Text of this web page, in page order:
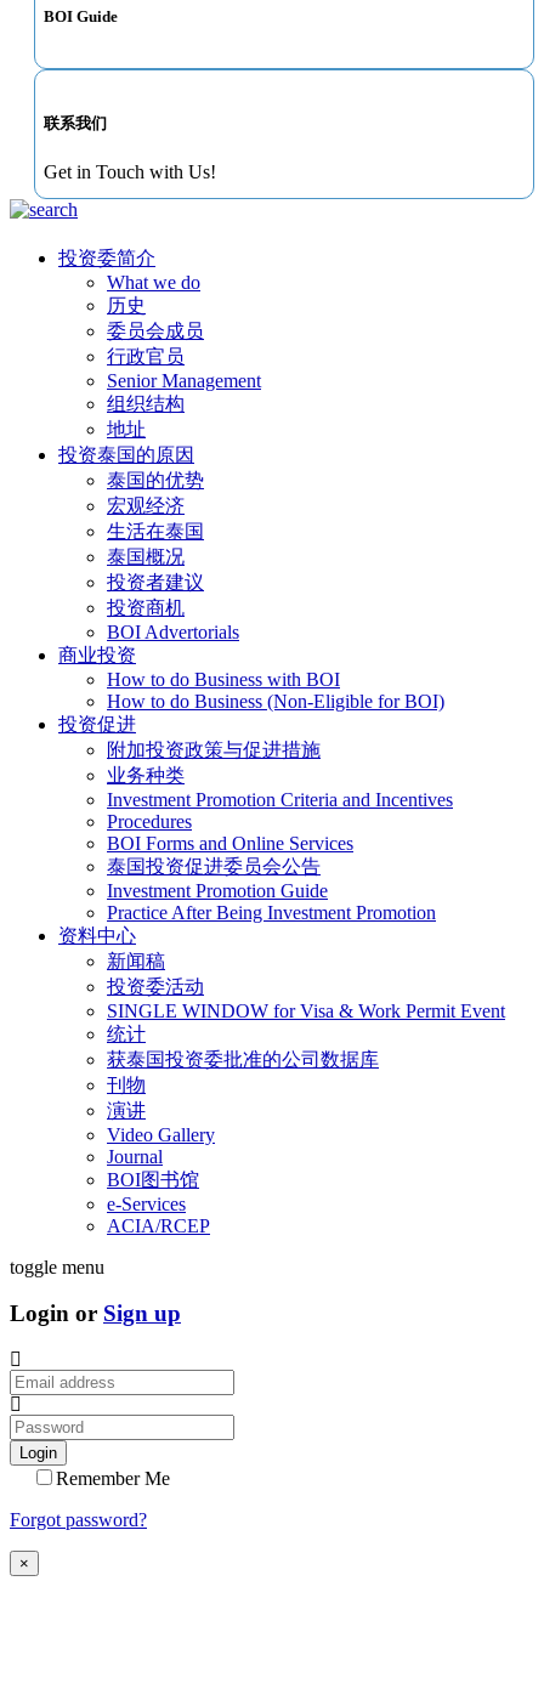
BOI Guide
联系我们
Get in Touch with Us!
投资委简介
What we do
历史
委员会成员
行政官员
Senior Management
组织结构
地址
投资泰国的原因
泰国的优势
宏观经济
生活在泰国
泰国概况
投资者建议
投资商机
BOI Advertorials
商业投资
How to do Business with BOI
How to do Business (Non-Eligible for BOI)
投资促进
附加投资政策与促进措施
业务种类
Investment Promotion Criteria and Incentives
Procedures
BOI Forms and Online Services
泰国投资促进委员会公告
Investment Promotion Guide
Practice After Being Investment Promotion
资料中心
新闻稿
投资委活动
SINGLE WINDOW for Visa & Work Permit Event
统计
获泰国投资委批准的公司数据库
刊物
演讲
Video Gallery
Journal
BOI图书馆
e-Services
ACIA/RCEP
toggle menu
Login or Sign up
Login
Remember Me
Forgot password?
×